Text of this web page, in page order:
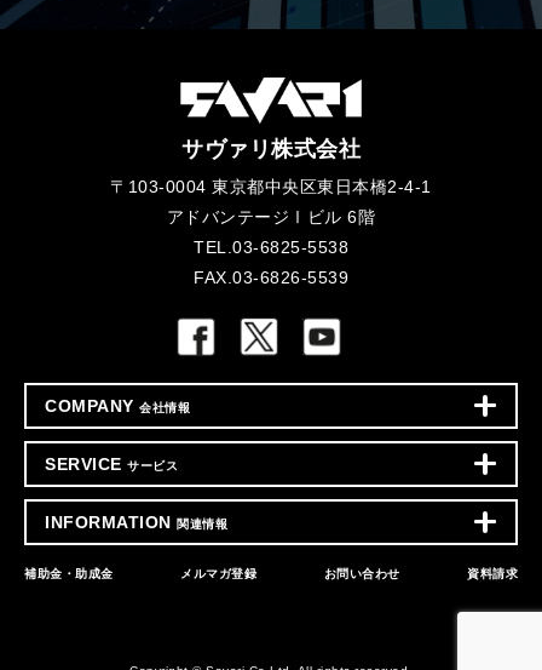
サヴァリ株式会社
〒103-0004 東京都中央区東日本橋2-4-1
アドバンテージⅠビル 6階
TEL.03-6825-5538
FAX.03-6826-5539
COMPANY 会社情報
SERVICE サービス
INFORMATION 関連情報
補助金・助成金 メルマガ登録 お問い合わせ 資料請求